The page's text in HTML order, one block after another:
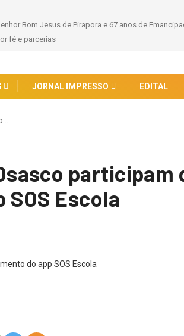
Bom Jesus de Pirapora e 67 anos de
fé e parcerias
JORNAL IMPRESSO EDITAL
participam
Escola